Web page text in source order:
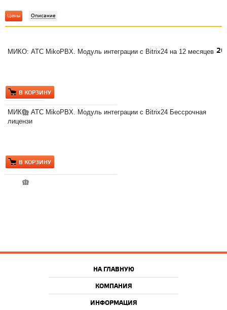
Цены Описание
МИКО: АТС MikoPBX. Модуль интеграции с Bitrix24 на 12 месяцев 26
В КОРЗИНУ
МИКО: АТС MikoPBX. Модуль интеграции с Bitrix24 Бессрочная
лицензи
В КОРЗИНУ
НА ГЛАВНУЮ
КОМПАНИЯ
ИНФОРМАЦИЯ